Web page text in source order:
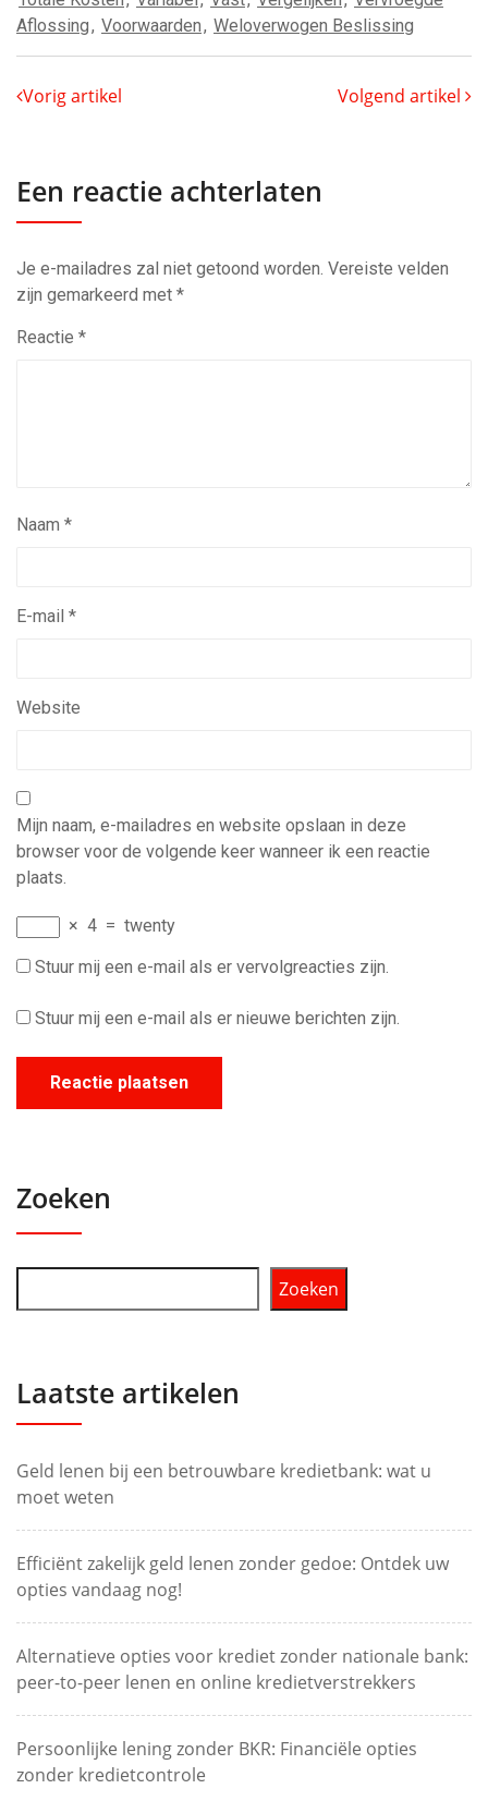
Aflossing, Voorwaarden, Weloverwogen Beslissing
Vorig artikel Volgend artikel
Een reactie achterlaten
Je e-mailadres zal niet getoond worden. Vereiste velden
zijn gemarkeerd met *
Reactie *
Naam *
E-mail *
Website
Mijn naam, e-mailadres en website opslaan in deze
browser voor de volgende keer wanneer ik een reactie
plaats.
× 4 = twenty
Stuur mij een e-mail als er vervolgreacties zijn.
Stuur mij een e-mail als er nieuwe berichten zijn.
Zoeken
Zoeken
Laatste artikelen
Geld lenen bij een betrouwbare kredietbank: wat u
moet weten
Efficiënt zakelijk geld lenen zonder gedoe: Ontdek uw
opties vandaag nog!
Alternatieve opties voor krediet zonder nationale bank:
peer-to-peer lenen en online kredietverstrekkers
Persoonlijke lening zonder BKR: Financiële opties
zonder kredietcontrole